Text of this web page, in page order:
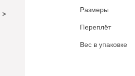
Размеры
Переплёт
Вес в упаковке